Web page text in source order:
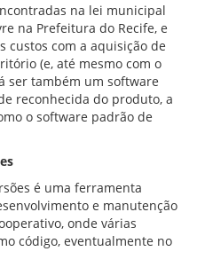
na lei municipal
na Prefeitura do Recife, e
custos com a aquisição de
(e, até mesmo com o
ser também um software
reconhecida do produto, a
o software padrão de
é uma ferramenta
e manutenção
onde várias
código, eventualmente no